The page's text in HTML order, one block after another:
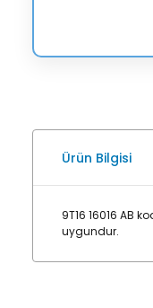
Ürün Bilgisi
9T16 16016 AB
uygundur.